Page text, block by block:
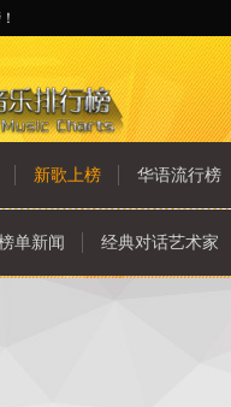
新歌上榜 华语流行榜
单新闻 经典对话艺术家